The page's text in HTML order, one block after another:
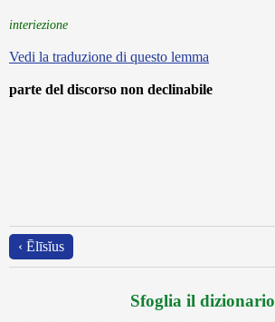
interiezione
Vedi la traduzione di questo lemma
parte del discorso non declinabile
‹ Ēlīsĭus
Sfoglia il dizionario